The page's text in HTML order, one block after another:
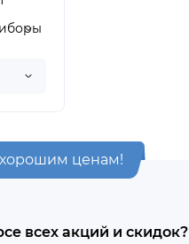
ценам!
всех акций и скидок?